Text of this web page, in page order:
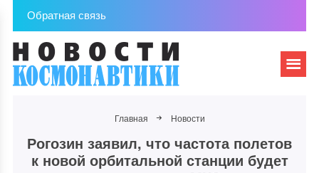
Обратная связь
Главная Новости
Рогозин заявил, что частота полетов
к новой орбитальной станции будет